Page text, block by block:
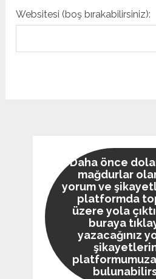
Websitesi (boş bırakabilirsiniz):
Daha önce
mağdurlar
yorum ve
platformda
üzere yola
buraya
yazacağınız